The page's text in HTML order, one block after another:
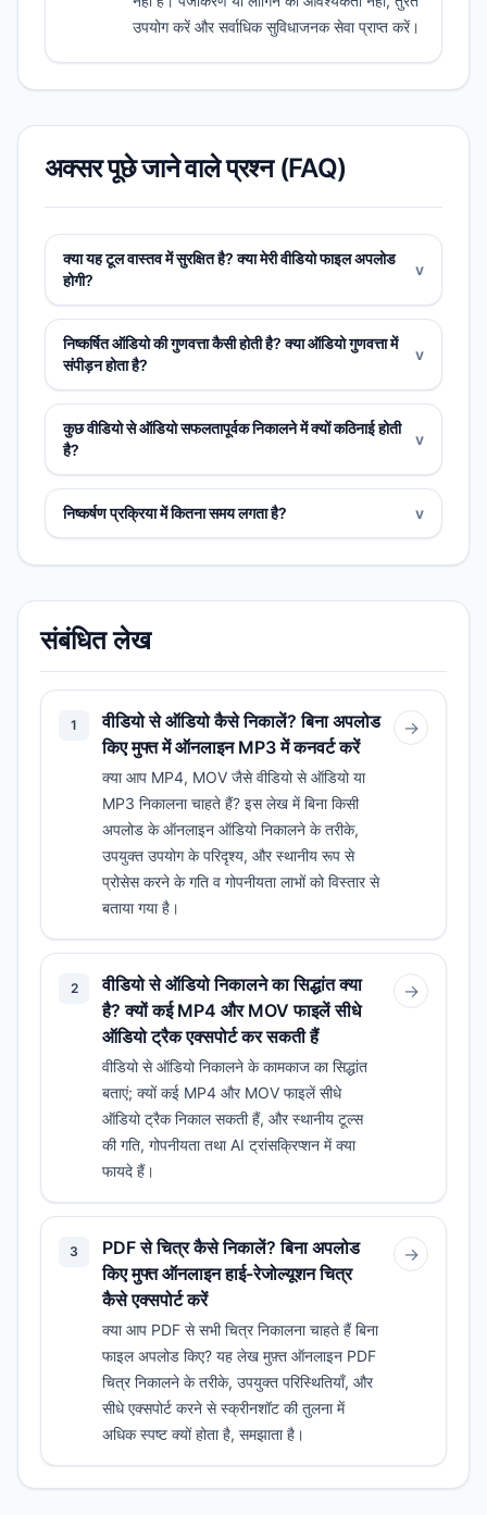
उपयोग करें और सर्वाधिक सुविधाजनक सेवा प्राप्त करें।
अक्सर पूछे जाने वाले प्रश्न (FAQ)
क्या यह टूल वास्तव में सुरक्षित है? क्या मेरी वीडियो फाइल अपलोड
होगी?
v
निष्कर्षित ऑडियो की गुणवत्ता कैसी होती है? क्या ऑडियो गुणवत्ता में
संपीड़न होता है?
v
कुछ वीडियो से ऑडियो सफलतापूर्वक निकालने में क्यों कठिनाई होती
है?
v
निष्कर्षण प्रक्रिया में कितना समय लगता है? v
संबंधित लेख
1
वीडियो से ऑडियो कैसे निकालें? बिना अपलोड
किए मुफ्त में ऑनलाइन MP3 में कनवर्ट करें
क्या आप MP4, MOV जैसे वीडियो से ऑडियो या
MP3 निकालना चाहते हैं? इस लेख में बिना किसी
अपलोड के ऑनलाइन ऑडियो निकालने के तरीके,
उपयुक्त उपयोग के परिदृश्य, और स्थानीय रूप से
प्रोसेस करने के गति व गोपनीयता लाभों को विस्तार से
बताया गया है।
→
2
वीडियो से ऑडियो निकालने का सिद्धांत क्या
है? क्यों कई MP4 और MOV फाइलें सीधे
ऑडियो ट्रैक एक्सपोर्ट कर सकती हैं
वीडियो से ऑडियो निकालने के कामकाज का सिद्धांत
बताएं; क्यों कई MP4 और MOV फाइलें सीधे
ऑडियो ट्रैक निकाल सकती हैं, और स्थानीय टूल्स
की गति, गोपनीयता तथा AI ट्रांसक्रिप्शन में क्या
फायदे हैं।
→
3
PDF से चित्र कैसे निकालें? बिना अपलोड
किए मुफ्त ऑनलाइन हाई-रेजोल्यूशन चित्र
कैसे एक्सपोर्ट करें
क्या आप PDF से सभी चित्र निकालना चाहते हैं बिना
फाइल अपलोड किए? यह लेख मुफ़्त ऑनलाइन PDF
चित्र निकालने के तरीके, उपयुक्त परिस्थितियाँ, और
सीधे एक्सपोर्ट करने से स्क्रीनशॉट की तुलना में
अधिक स्पष्ट क्यों होता है, समझाता है।
→